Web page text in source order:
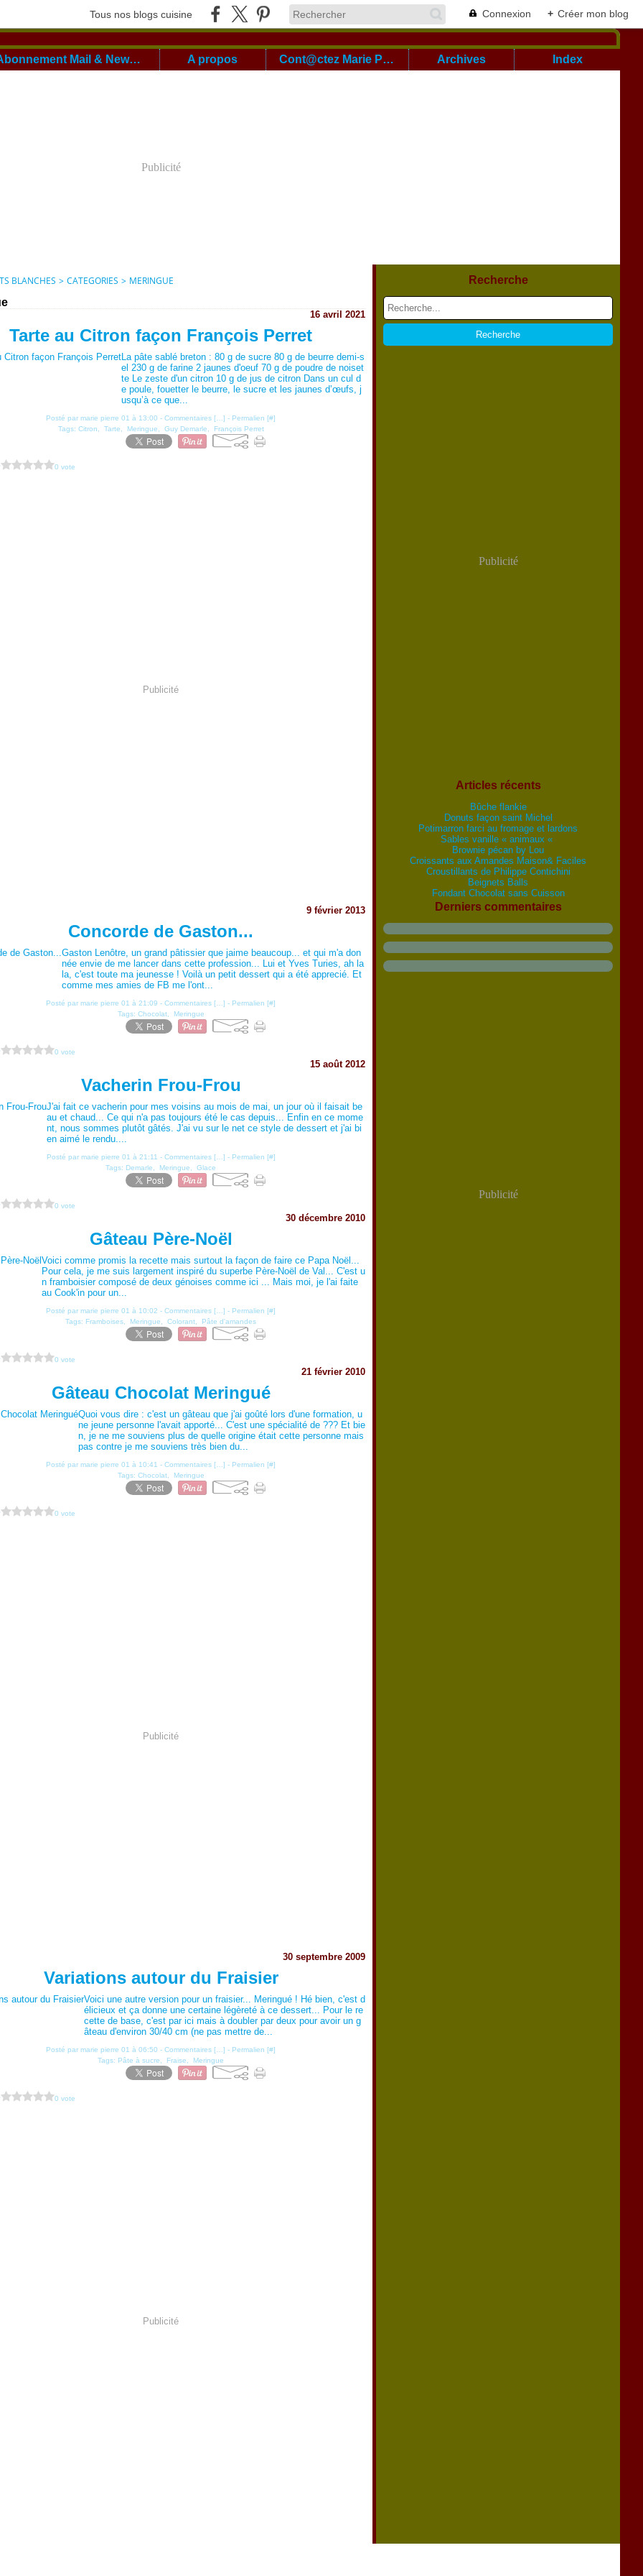
Tous nos blogs cuisine Connexion + Créer mon blog
Abonnement Mail & Newsletter A propos Cont@ctez Marie Pierre Archives Index
Publicité
BLANCHES > CATEGORIES > MERINGUE
16 avril 2021
Tarte au Citron façon François Perret
La pâte sablé breton : 80 g de sucre 80 g de beurre demi-s
el 230 g de farine 2 jaunes d'oeuf 70 g de poudre de noiset
te Le zeste d'un citron 10 g de jus de citron Dans un cul d
e poule, fouetter le beurre, le sucre et les jaunes d’œufs, j
usqu’à ce que...
Posté par marie pierre 01 à 13:00 - Commentaires [ ] - Permalien [#]
Tags: Citron Tarte Meringue Guy Demarle François Perret
0 vote
Publicité
9 février 2013
Concorde de Gaston...
Gaston Lenôtre, un grand pâtissier que jaime beaucoup... et qui m'a don
née envie de me lancer dans cette profession... Lui et Yves Turies, ah la
la, c'est toute ma jeunesse ! Voilà un petit dessert qui a été apprecié. Et
comme mes amies de FB me l'ont...
Posté par marie pierre 01 à 21:09 - Commentaires [ ] - Permalien [#]
Tags: Chocolat, Meringue
0 vote
15 août 2012
Vacherin Frou-Frou
J'ai fait ce vacherin pour mes voisins au mois de mai, un jour où il faisait be
au et chaud... Ce qui n'a pas toujours été le cas depuis... Enfin en ce mome
nt, nous sommes plutôt gâtés. J'ai vu sur le net ce style de dessert et j'ai bi
en aimé le rendu....
Posté par marie pierre 01 à 21:11 - Commentaires [… ] - Permalien [#]
Tags: Demarle Meringue Glace
0 vote
30 décembre 2010
Gâteau Père-Noël
Voici comme promis la recette mais surtout la façon de faire ce Papa Noël...
Pour cela, je me suis largement inspiré du superbe Père-Noël de Val... C'est u
n framboisier composé de deux génoises comme ici ... Mais moi, je l'ai faite
au Cook'in pour un...
Posté par marie pierre 01 à 10:02 - Commentaires [ ] - Permalien [#]
Tags: Framboises Meringue Colorant Pâte d'amandes
0 vote
21 février 2010
Gâteau Chocolat Meringué
Quoi vous dire : c'est un gâteau que j'ai goûté lors d'une formation, u
ne jeune personne l'avait apporté... C'est une spécialité de ??? Et bie
n, je ne me souviens plus de quelle origine était cette personne mais
pas contre je me souviens très bien du...
Posté par marie pierre 01 à 10:41 - Commentaires [ ] - Permalien [#]
Tags: Chocolat, Meringue
0 vote
Publicité
30 septembre 2009
Variations autour du Fraisier
Voici une autre version pour un fraisier... Meringué ! Hé bien, c'est d
élicieux et ça donne une certaine légèreté à ce dessert... Pour le re
cette de base, c'est par ici mais à doubler par deux pour avoir un g
âteau d'environ 30/40 cm (ne pas mettre de...
Posté par marie pierre 01 à 06:50 - Commentaires [ ] - Permalien [#]
Tags: Pâte à sucre Fraise Meringue
0 vote
Publicité
Recherche
Publicité
Articles récents
Bûche flankie
Donuts façon saint Michel
Potimarron farci au fromage et lardons
Sables vanille « animaux «
Brownie pécan by Lou
Croissants aux Amandes Maison& Faciles
Croustillants de Philippe Contichini
Beignets Balls
Fondant Chocolat sans Cuisson
Derniers commentaires
Publicité